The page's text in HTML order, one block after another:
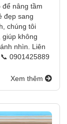
để nâng tầm
đẹp sang
chúng tôi
giúp không
nhìn. Liên
0901425889
Xem thêm